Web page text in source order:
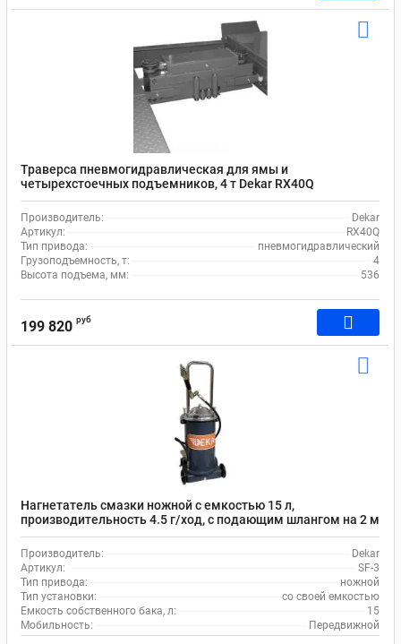
Траверса пневмогидравлическая для ямы и
четырехстоечных подъемников, 4 т Dekar RX40Q
Производитель:
Dekar
Артикул:
RX40Q
Тип привода:
пневмогидравлический
Грузоподъемность, т:
4
Высота подъема, мм:
536
199 820 руб
Нагнетатель смазки ножной с емкостью 15 л,
производительность 4.5 г/ход, с подающим шлангом на 2 м
Dekar SF-3
Производитель:
Dekar
Артикул:
SF-3
Тип привода:
ножной
Тип установки:
со своей емкостью
Емкость собственного бака, л:
15
Мобильность:
Передвижной